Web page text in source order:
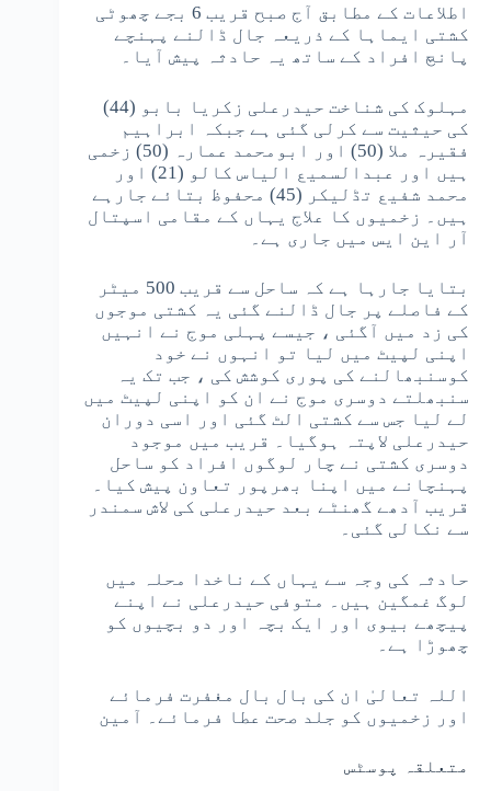
اطلاعات کے مطابق آج صبح قریب 6 بجے چھوٹی
کشتی ایماہا کے ذریعہ جال ڈالنے پہنچے
پانچ افراد کے ساتھ یہ حادثہ پیش آیا۔
مہلوک کی شناخت حیدرعلی زکریا بابو (44)
کی حیثیت سے کرلی گئی ہے جبکہ ابراہیم
فقیرہ ملا (50) اور ابومحمد عمارہ (50) زخمی
ہیں اور عبدالسمیع الیاس کالو (21) اور
محمد شفیع تڈلیکر (45) محفوظ بتائے جارہے
ہیں۔ زخمیوں کا علاج یہاں کے مقامی اسپتال
آر این ایس میں جاری ہے۔
بتایا جارہا ہے کہ ساحل سے قریب 500 میٹر
کے فاصلے پر جال ڈالنے گئی یہ کشتی موجوں
کی زد میں آگئی ، جیسے پہلی موج نے انہیں
اپنی لپیٹ میں لیا تو انہوں نے خود
کوسنبھالنے کی پوری کوشش کی ، جب تک یہ
سنبھلتے دوسری موج نے ان کو اپنی لپیٹ میں
لے لیا جس سے کشتی الٹ گئی اور اسی دوران
حیدرعلی لاپتہ ہوگیا۔ قریب میں موجود
دوسری کشتی نے چار لوگوں افراد کو ساحل
پہنچانے میں اپنا بھرپور تعاون پیش کیا۔
قریب آدھے گھنٹے بعد حیدرعلی کی لاش سمندر
سے نکالی گئی۔
حادثہ کی وجہ سے یہاں کے ناخدا محلہ میں
لوگ غمگین ہیں۔ متوفی حیدرعلی نے اپنے
پیچھے بیوی اور ایک بچہ اور دو بچیوں کو
چھوڑا ہے۔
اللہ تعالیٰ ان کی بال بال مغفرت فرمائے
اور زخمیوں کو جلد صحت عطا فرمائے۔ آمین
متعلقہ پوسٹس